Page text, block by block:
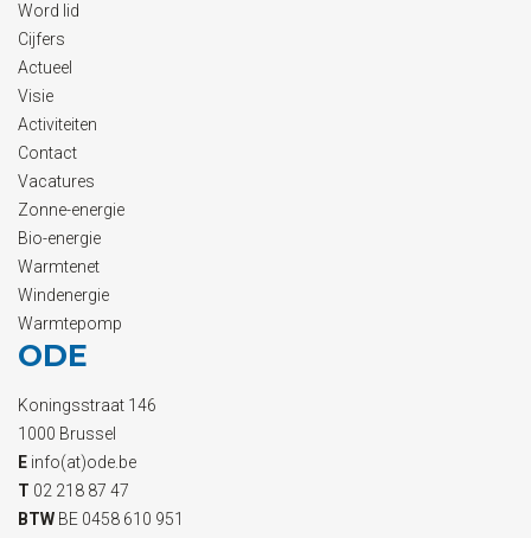
Word lid
Cijfers
Actueel
Visie
Activiteiten
Contact
Vacatures
Zonne-energie
Bio-energie
Warmtenet
Windenergie
Warmtepomp
ODE
Koningsstraat 146
1000 Brussel
E info(at)ode.be
T 02 218 87 47
BTW BE 0458 610 951